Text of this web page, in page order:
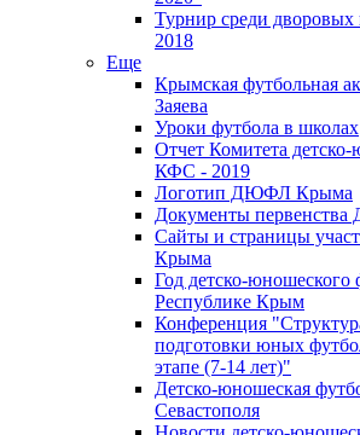
Турнир среди дворовых
2018
Еще
Крымская футбольная
Заяева
Уроки футбола в школах
Отчет Комитета
КФС - 2019
Логотип ДЮФЛ Крыма
Документы
Сайты и страницы
Крыма
Год детско-юношеского
Республике Крым
Конференция
подготовки юных
этапе (7-14 лет)"
Детско-юношеская
Севастополя